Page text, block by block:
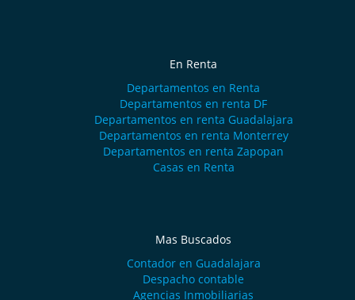
En Renta
Departamentos en Renta
Departamentos en renta DF
Departamentos en renta Guadalajara
Departamentos en renta Monterrey
Departamentos en renta Zapopan
Casas en Renta
Mas Buscados
Contador en Guadalajara
Despacho contable
Agencias Inmobiliarias